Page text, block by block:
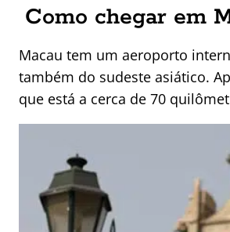
Como chegar em
Macau tem um aeroporto
também do sudeste asiático.
que está a cerca de 70